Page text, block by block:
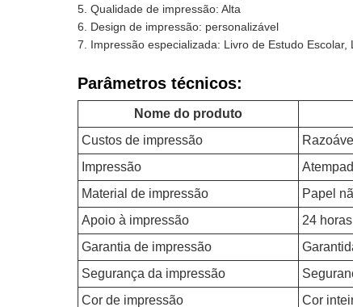
Qualidade de impressão: Alta
Design de impressão: personalizável
Impressão especializada: Livro de Estudo
Parâmetros técnicos:
Nome do produto
Custos de impressão
Razoável
Impressão
Material de impressão
Papel
Apoio à impressão
24
Garantia de impressão
Segurança da impressão
Cor de impressão
Cor